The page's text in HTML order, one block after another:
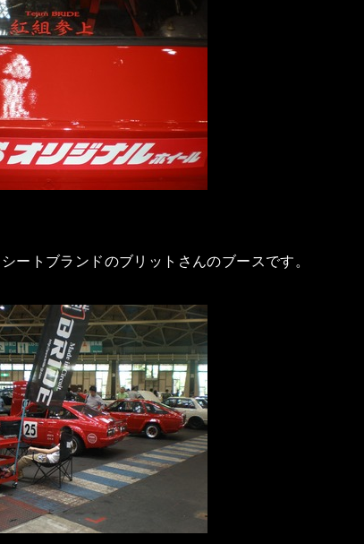
ートブランドのブリットさんのブースです。